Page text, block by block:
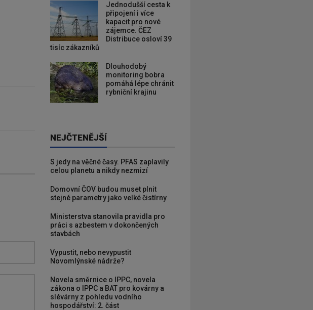
Jednodušší cesta k
připojení i více
kapacit pro nové
zájemce. ČEZ
Distribuce osloví 39
tisíc zákazníků
Dlouhodobý
monitoring bobra
pomáhá lépe chránit
rybniční krajinu
NEJČTENĚJŠÍ
S jedy na věčné časy. PFAS zaplavily
celou planetu a nikdy nezmizí
Domovní ČOV budou muset plnit
stejné parametry jako velké čistírny
Ministerstva stanovila pravidla pro
práci s azbestem v dokončených
stavbách
Vypustit, nebo nevypustit
Novomlýnské nádrže?
Novela směrnice o IPPC, novela
zákona o IPPC a BAT pro kovárny a
slévárny z pohledu vodního
hospodářství: 2. část